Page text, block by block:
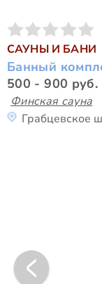
САУНЫ И БАНИ
Банный
500 - 900 руб.
Финская сауна
Грабцевское